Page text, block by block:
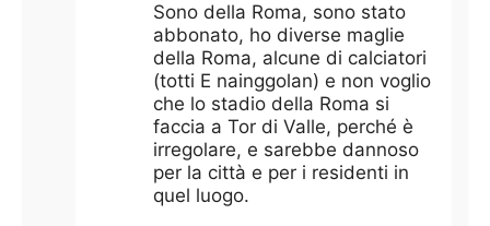
Sono della Roma, sono stato
abbonato, ho diverse maglie
della Roma, alcune di calciatori
(totti E nainggolan) e non voglio
che lo stadio della Roma si
faccia a Tor di Valle, perché è
irregolare, e sarebbe dannoso
per la città e per i residenti in
quel luogo.